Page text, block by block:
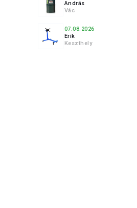
András
Vác
07.08.2026
Erik
Keszthely